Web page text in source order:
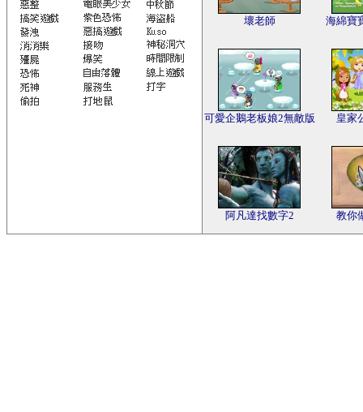
壞老師 海綿寶
可愛企鵝老板娘2無敵版 皇家
阿凡達找數字2 教你